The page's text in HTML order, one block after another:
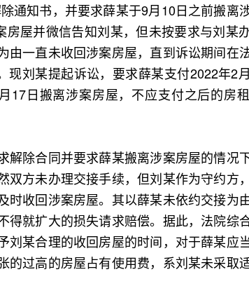
通知书，并要求薛某于9月10日之前搬离
屋并微信告知刘某，但未按要求与刘某
由一直未收回涉案房屋，直到诉讼期间在
现刘某提起诉讼，要求薛某支付2022年2
17日搬离涉案房屋，不应支付之后的房
除合同并要求薛某搬离涉案房屋的情况
双方未办理交接手续，但刘某作为守约方
时收回涉案房屋。其以薛某未依约交接为
得就扩大的损失请求赔偿。据此，法院综
刘某合理的收回房屋的时间，对于薛某应
的过高的房屋占有使用费，系刘某未采取